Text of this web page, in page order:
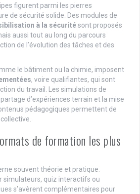
figurent parmi les pierres
de sécurité solide. Des modules de
à la sécuritésont proposés
aussi tout au long du parcours
de l’évolution des tâches et des
le bâtiment ou la chimie, imposent
, voire qualifiantes, qui sont
du travail. Les simulations de
d’expériences terrain et la mise
pédagogiques permettent de
de formation les plus
souvent théorie et pratique.
simulateurs, quiz interactifs ou
s’avèrent complémentaires pour